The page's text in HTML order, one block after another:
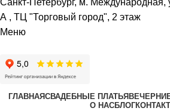
Санкт-Петербург, м. Международная,
А , ТЦ "Торговый город", 2 этаж
Меню
ГЛАВНАЯСВАДЕБНЫЕ ПЛАТЬЯ
О НАСБЛОГ